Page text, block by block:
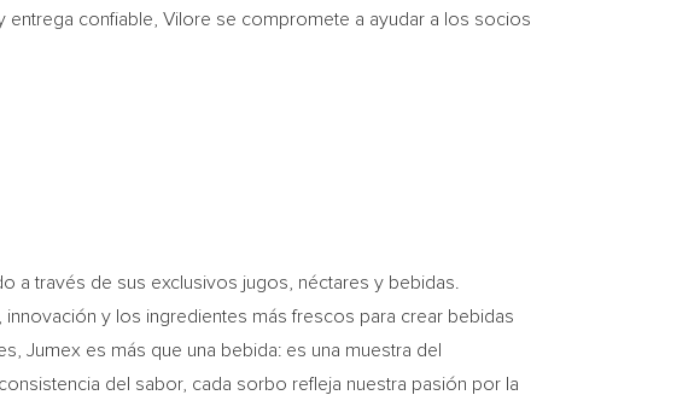
confiable, Vilore se compromete a ayudar a los socios
a través de sus exclusivos jugos, néctares y bebidas.
y los ingredientes más frescos para crear bebidas
Jumex es más que una bebida: es una muestra del
del sabor, cada sorbo refleja nuestra pasión por la